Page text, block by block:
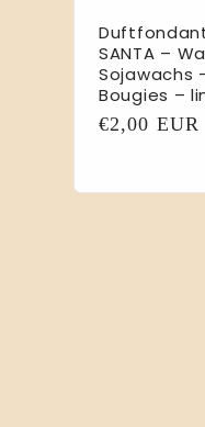
Duftfondant
SANTA –
Sojawachs
Bougies –
Normaler
€2,00 EUR